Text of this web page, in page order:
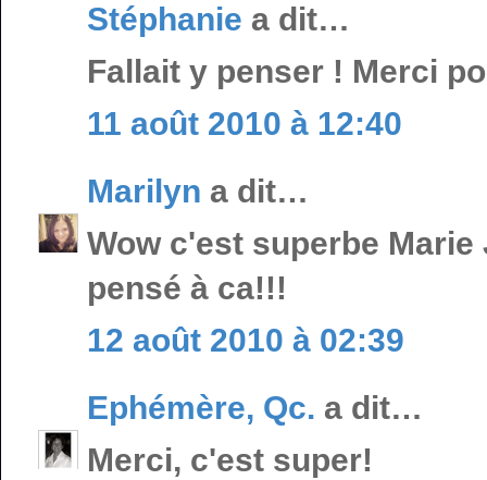
Stéphanie a dit…
Fallait y penser ! Merci
11 août 2010 à 12:40
Marilyn a dit…
Wow c'est superbe
pensé à ca!!!
12 août 2010 à 02:39
Ephémère, Qc. a dit…
Merci, c'est super!